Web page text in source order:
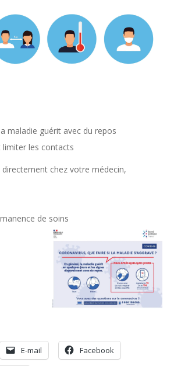
maladie guérit avec du repos
limiter les contacts
chez votre médecin,
de soins
E-mail Facebook